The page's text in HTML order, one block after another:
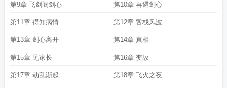
第9章 飞剑阁剑心 第10章 再遇剑心
第11章 得知病情 第12章 客栈风波
第13章 剑心离开 第14章 真相
第15章 见家长 第16章 变故
第17章 动乱渐起 第18章 飞火之夜